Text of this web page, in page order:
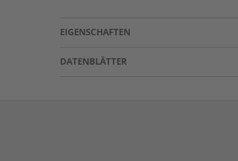
EIGENSCHAFTEN
DATENBLÄTTER